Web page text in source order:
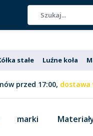
stałe Luźne koła
przed 17:00, dostawa
marki